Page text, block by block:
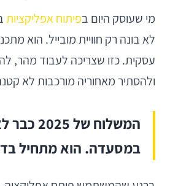
מי שעוסק היום בפיתוח אפליקציות
לא בונה רק חוויית מובייל. הוא
עסקית. כזו שצריכה לעבוד מהר,
ולהסתיר מאחוריה מורכבות לא
המשלוח של
במסעדה. הוא מתחיל